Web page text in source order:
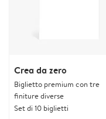
Crea da zero
Biglietto premium con tre
finiture diverse
Set di 10 biglietti